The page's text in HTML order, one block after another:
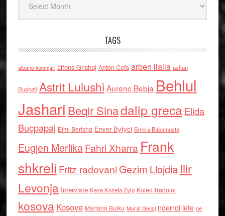
TAGS
albano kolonjari alfons Grishaj Anton Cefa arben llalla asllan
Bushati Astrit Lulushi Aurenc Bebja Behlul
Jashari Beqir Sinadalip grecaElida
Buçpapaj Elmi Berisha Enver Bytyci Ermira Babamusta
Eugjen MerlikaFahri Xharra Frank
shkreli Fritz radovaniGezim Llojdia Ilir
Levonja Interviste Keze Kozeta Zylo Kolec Traboini
kosova Kosove Marjana Bulku Murat Gecaj nderroi jete ne